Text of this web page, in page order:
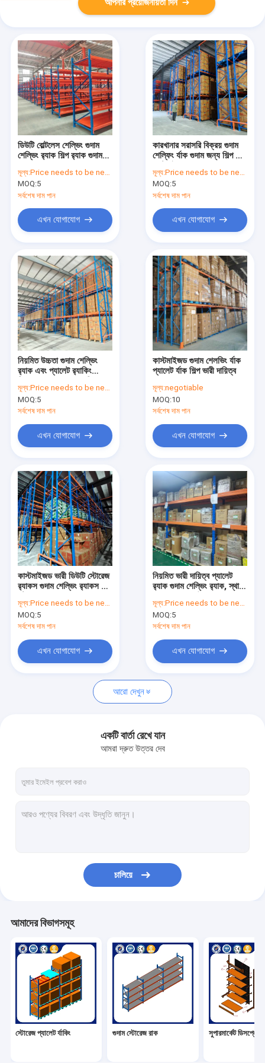
পণ্য
ভিডিও
আমাদের সম্পর্কে
কারখানা পরিদর্শন
খবর
একটি উদ্ধৃতি অনুরোধ করুন
গুদাম স্টোরেজ রাক
মেজানাইন র্যাক
ইস্পাত কাঠামো প্ল্যাটফর্ম
এইচডিপিই প্লাস্টিকের প্যালেট
ইস্পাত প্যালেট
আপনার প্রয়োজনীয়তা দিন
ডিউটি ​​বোল্টলেস শেল্ভিং গুদাম
শেল্ভিং র‍্যাক শিল্প র‍্যাক গুদাম
মূল্য:Price needs to be negotiated
MOQ:5
সর্বশেষ দাম পান
এখন যোগাযোগ
কারখানার সরাসরি বিক্রয় গুদাম
শেল্ফিং র্যাক গুদাম জন্য শিল্প র্যাক
মূল্য:Price needs to be negotiated
MOQ:5
সর্বশেষ দাম পান
এখন যোগাযোগ
নিয়মিত উচ্চতা গুদাম শেল্ভিং
র‍্যাক এবং প্যালেট র‍্যাকিং
মূল্য:Price needs to be negotiated
MOQ:5
সর্বশেষ দাম পান
এখন যোগাযোগ
কাস্টমাইজড গুদাম শেলভিং র্যাক
প্যালেট র্যাক শিল্প ভারী দায়িত্ব
মূল্য:negotiable
MOQ:10
সর্বশেষ দাম পান
এখন যোগাযোগ
কাস্টমাইজড ভারী ডিউটি ​​স্টোরেজ
র‍্যাকস গুদাম শেল্ভিং র‍্যাকস শিল্প
মূল্য:Price needs to be negotiated
MOQ:5
সর্বশেষ দাম পান
এখন যোগাযোগ
নিয়মিত ভারী দায়িত্ব প্যালেট
র‍্যাক গুদাম শেল্ভিং র‍্যাক, স্থান
মূল্য:Price needs to be negotiated
MOQ:5
সর্বশেষ দাম পান
এখন যোগাযোগ
আরো দেখুন
একটি বার্তা রেখে যান
আমরা দ্রুত উত্তর দেব
চালিয়ে
আমাদের বিভাগসমূহ
স্টোরেজ প্যালেট র্যাকিং গুদাম স্টোরেজ রাক সুপারমার্কেট ডিসপ্লে